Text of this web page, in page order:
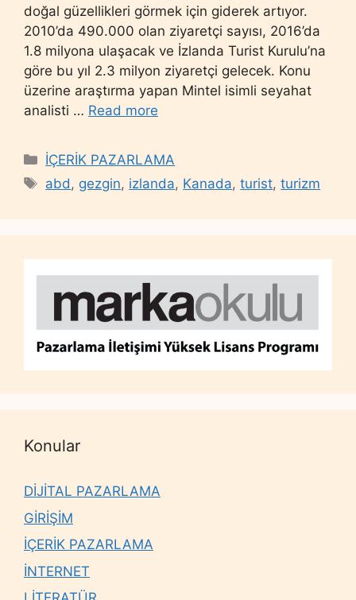
doğal güzellikleri görmek için giderek artıyor.
2010’da 490.000 olan ziyaretçi sayısı, 2016’da
1.8 milyona ulaşacak ve İzlanda Turist Kurulu’na
göre bu yıl 2.3 milyon ziyaretçi gelecek. Konu
üzerine araştırma yapan Mintel isimli seyahat
analisti … Read more
Categories
İÇERİK PAZARLAMA
Tags
abd, gezgin, izlanda, Kanada,turist,turizm
Konular
DİJİTAL PAZARLAMA
GİRİŞİM
İÇERİK PAZARLAMA
İNTERNET